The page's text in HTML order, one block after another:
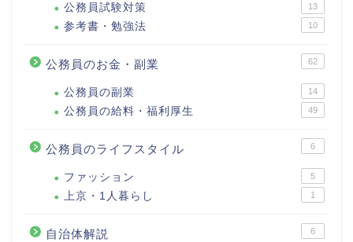
公務員試験対策 13
参考書・勉強法 10
公務員のお金・副業 62
公務員の副業 14
公務員の給料・福利厚生 49
公務員のライフスタイル 6
ファッション 5
上京・1人暮らし 1
自治体解説 6